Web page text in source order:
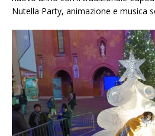
Nutella Party, animazione e musica